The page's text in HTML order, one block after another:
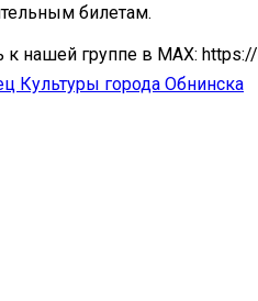
билетам.
к нашей группе в МАХ:
Культуры города Обнинска